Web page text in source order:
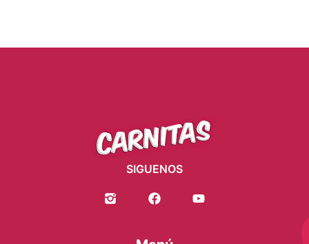
SIGUENOS